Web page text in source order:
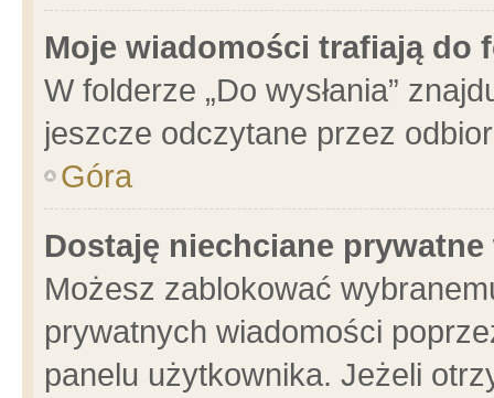
Moje wiadomości trafiają do
W folderze „Do wysłania”
jeszcze odczytane przez
Góra
Dostaję niechciane
Możesz zablokować
prywatnych wiadomości
panelu użytkownika. Jeżeli